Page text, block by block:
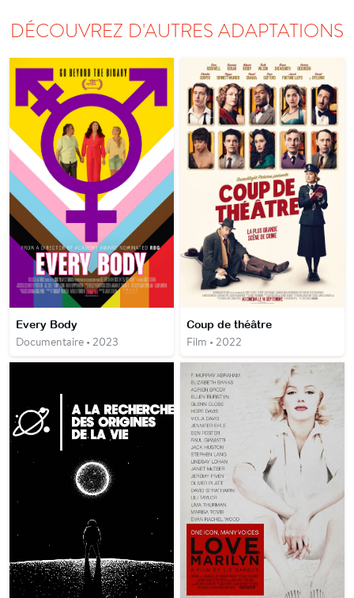
DÉCOUVREZ D'AUTRES ADAPTATIONS
Every Body
Documentaire • 2023
Coup de théâtre
Film • 2022